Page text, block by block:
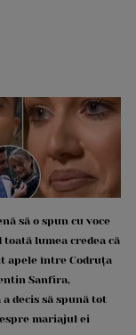
să o spun cu voce
toată lumea credea că
apele între Codruța
Sanfira,
decis să spună tot
mariajul ei